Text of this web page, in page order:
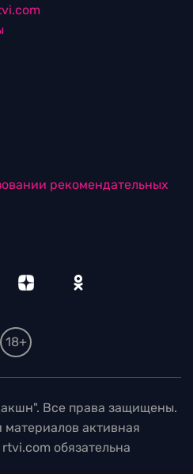
рекомендательных
18+
Все права защищены.
активная
обязательна